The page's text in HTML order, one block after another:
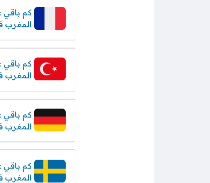
كم باقي
المغرب
كم باقي
المغرب
كم باقي
المغرب
كم باقي
المغرب